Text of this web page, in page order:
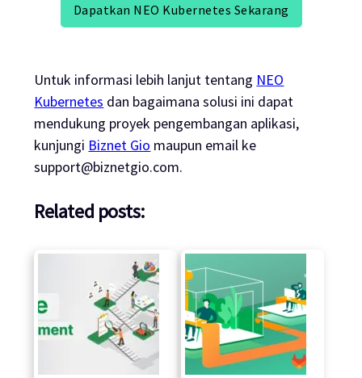
Dapatkan NEO Kubernetes Sekarang
Untuk informasi lebih lanjut tentang NEO
Kubernetes dan bagaimana solusi ini dapat
mendukung proyek pengembangan aplikasi,
kunjungi Biznet Gio maupun email ke
support@biznetgio.com.
Related posts: